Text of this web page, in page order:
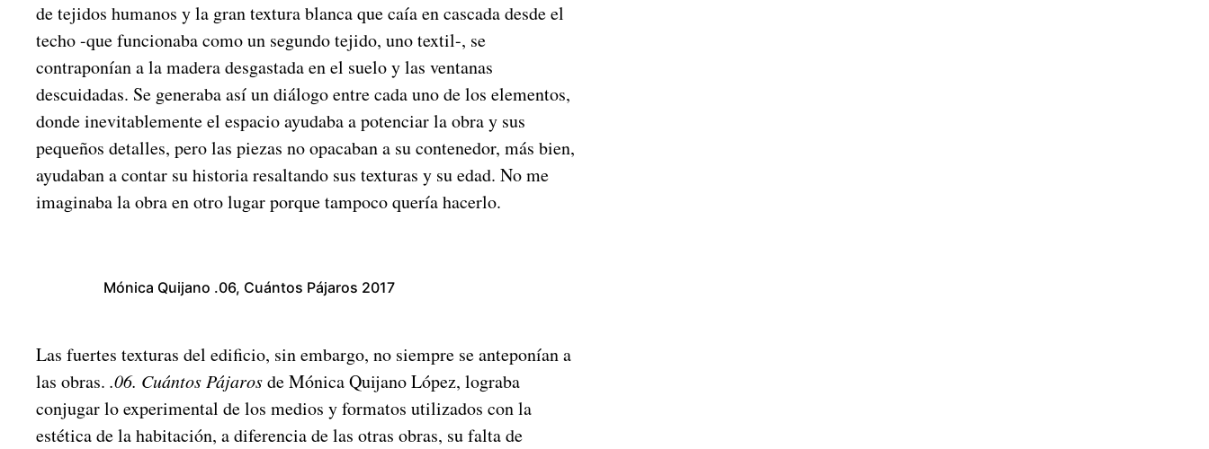
de tejidos humanos y la gran textura blanca que caía en cascada desde el
techo -que funcionaba como un segundo tejido, uno textil-, se
contraponían a la madera desgastada en el suelo y las ventanas
descuidadas. Se generaba así un diálogo entre cada uno de los elementos,
donde inevitablemente el espacio ayudaba a potenciar la obra y sus
pequeños detalles, pero las piezas no opacaban a su contenedor, más bien,
ayudaban a contar su historia resaltando sus texturas y su edad. No me
imaginaba la obra en otro lugar porque tampoco quería hacerlo.
Mónica Quijano .06, Cuántos Pájaros 2017
Las fuertes texturas del edificio, sin embargo, no siempre se anteponían a
las obras. .06. Cuántos Pájarosde Mónica Quijano López, lograba
conjugar lo experimental de los medios y formatos utilizados con la
estética de la habitación, a diferencia de las otras obras, su falta de